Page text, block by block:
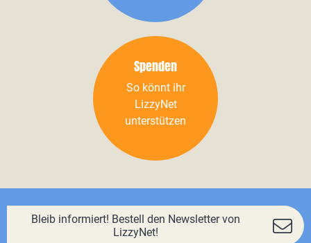
Spenden
So könnt ihr
LizzyNet
unterstützen
Bleib informiert! Bestell den Newsletter von
LizzyNet!